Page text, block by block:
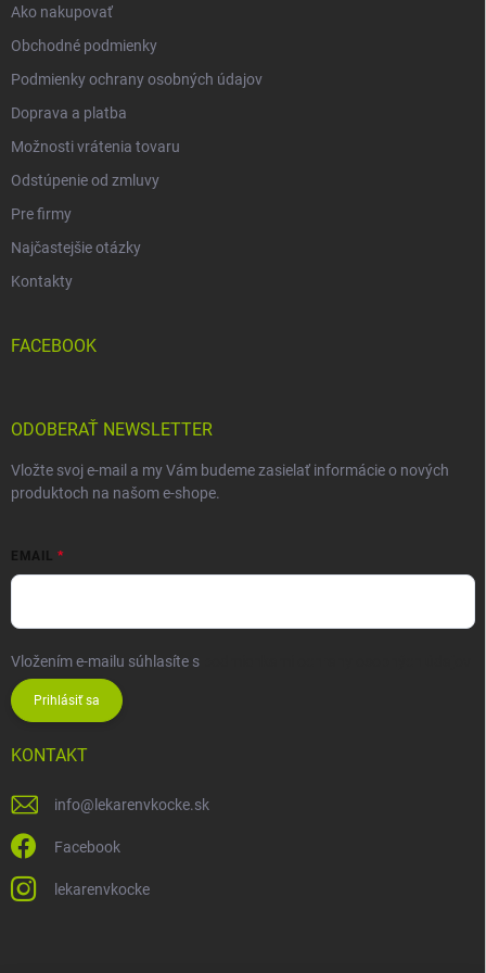
Ako nakupovať
Obchodné podmienky
Podmienky ochrany osobných údajov
Doprava a platba
Možnosti vrátenia tovaru
Odstúpenie od zmluvy
Pre firmy
Najčastejšie otázky
Kontakty
FACEBOOK
ODOBERAŤ NEWSLETTER
Vložte svoj e-mail a my Vám budeme zasielať informácie o nových
produktoch na našom e-shope.
EMAIL
Vložením e-mailu súhlasíte s
Prihlásiť sa
KONTAKT
info@ lekarenvkocke.sk
Facebook
lekarenvkocke